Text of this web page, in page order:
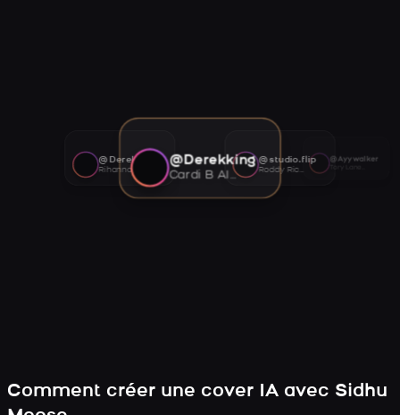
@Derekking
Cardi B AI voice
@studio.flip
Roddy Ricch AI voice
@Ayywalker
@Derekking
Rihanna AI voice
Comment créer une cover IA avec Sidhu